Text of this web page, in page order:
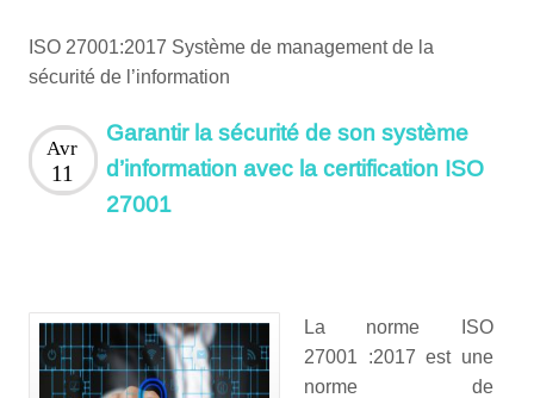
ISO 27001:2017 Système de management de la
sécurité de l’information
Garantir la sécurité de son système
d’information avec la certification ISO
27001
Avr
11
La norme ISO
27001 :2017 est une
norme de